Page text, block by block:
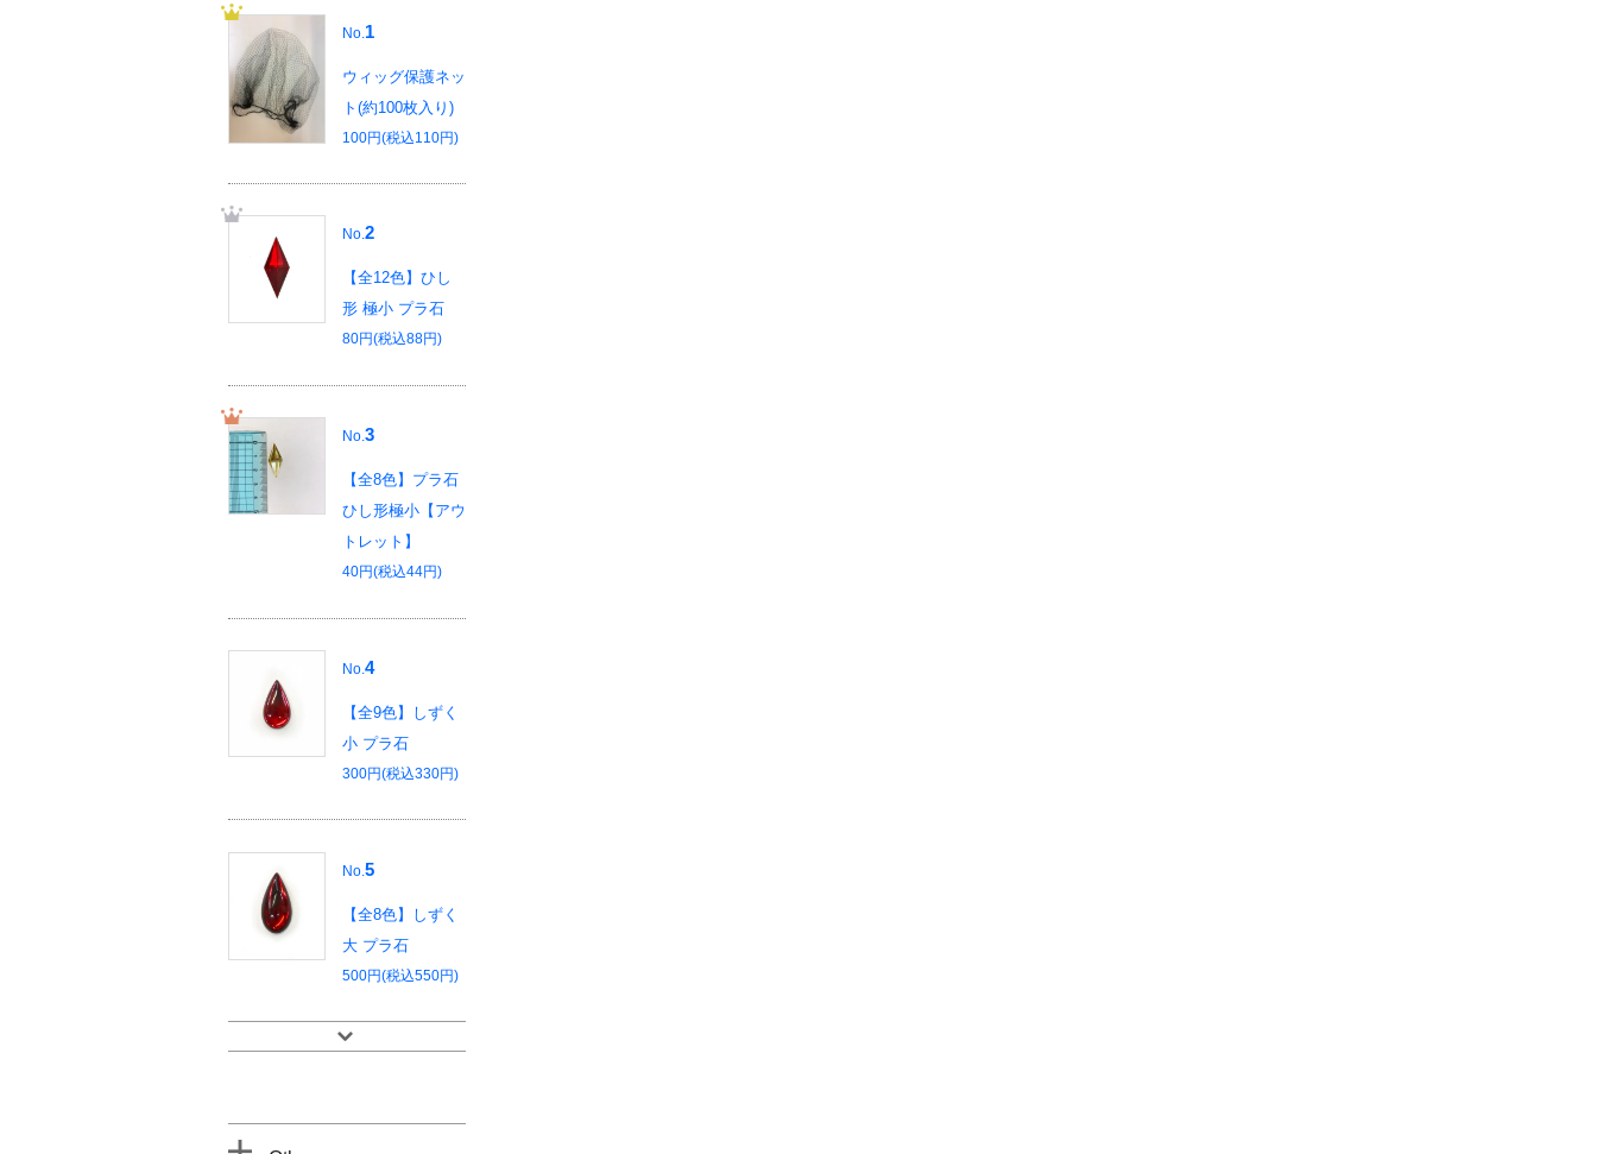
No. 1
ウィッグ保護ネッ
ト(約100枚入り)
100円(税込110円)
No.2
【全12色】ひし
形 極小 プラ石
80円(税込88円)
No.3
【全8色】プラ石
ひし形極小【アウ
トレット】
40円(税込44円)
No.4
【全9色】しずく
小 プラ石
300円(税込330円)
No. 5
【全8色】しずく
大 プラ石
500円(税込550円)